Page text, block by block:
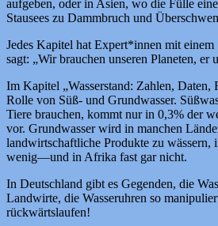
aufgeben, oder in Asien, wo die Fülle
Stausees zu Dammbruch und
Jedes Kapitel hat Expert*innen mit
sagt: „Wir brauchen unseren Planeten, er
Im Kapitel „Wasserstand: Zahlen, Daten,
Rolle von Süß- und Grundwasser.
Tiere brauchen, kommt nur in 0,3% der
vor. Grundwasser wird in manchen
landwirtschaftliche Produkte zu wässern,
wenig—und in Afrika fast gar nicht.
In Deutschland gibt es Gegenden, die
Landwirte, die Wasseruhren so
rückwärtslaufen!